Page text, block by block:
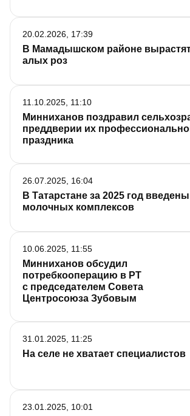
В Мамадышском районе
алых роз
20.02.2026, 17:39
Минниханов поздравил
преддверии их
праздника
11.10.2025, 11:10
В Татарстане за 2025 год
молочных комплексов
26.07.2025, 16:04
Минниханов обсудил
потребкооперацию в РТ
с председателем Совета
Центросоюза Зубовым
10.06.2025, 11:55
На селе не хватает специалистов
31.01.2025, 11:25
23.01.2025, 10:01